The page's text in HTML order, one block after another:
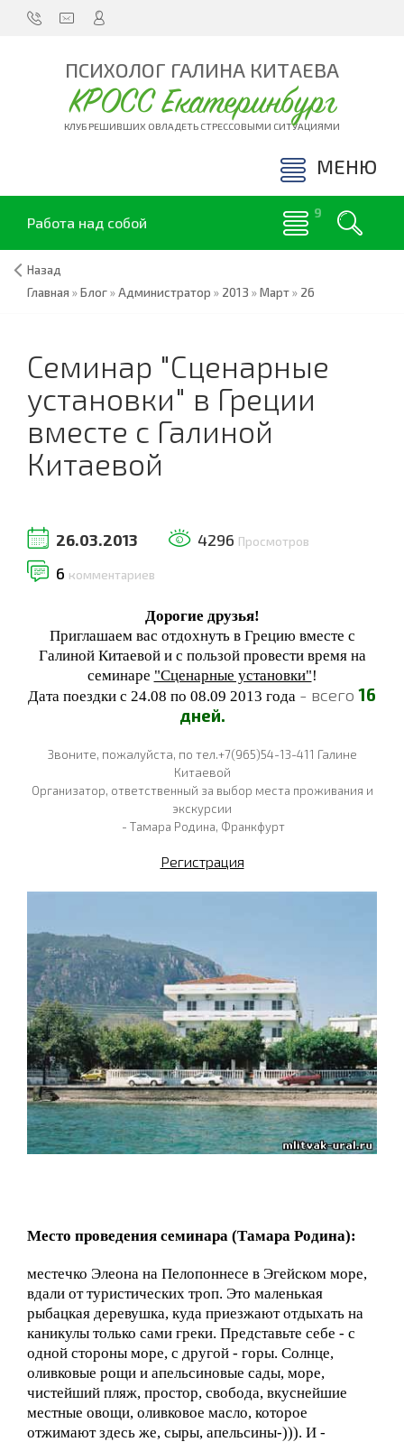
ПСИХОЛОГ ГАЛИНА КИТАЕВА
КРОСС Екатеринбург
КЛУБ РЕШИВШИХ ОВЛАДЕТЬ СТРЕССОВЫМИ СИТУАЦИЯМИ
МЕНЮ
Работа над собой
Назад
Главная »Блог»Администратор » 2013 »Март» 26
Семинар "Сценарные
установки" в Греции
вместе с Галиной
Китаевой
26.03.2013 4296 Просмотров
6 комментариев
Дорогие друзья!
Приглашаем вас отдохнуть в Грецию вместе с
Галиной Китаевой и с пользой провести время на
семинаре "Сценарные установки"!
Дата поездки с 24.08 по 08.09 2013 года - всего 16
дней.
Звоните, пожалуйста, по тел.+7(965)54-13-411 Галине
Китаевой
Организатор, ответственный за выбор места проживания и
экскурсии
- Тамара Родина, Франкфурт
Регистрация
Место проведения семинара (Тамара Родина):
местечко Элеона на Пелопоннесе в Эгейском море,
вдали от туристических троп. Это маленькая
рыбацкая деревушка, куда приезжают отдыхать на
каникулы только сами греки. Представьте себе - с
одной стороны море, с другой - горы. Солнце,
оливковые рощи и апельсиновые сады, море,
чистейший пляж, простор, свобода, вкуснейшие
местные овощи, оливковое масло, которое
отжимают здесь же, сыры, апельсины-))). И -